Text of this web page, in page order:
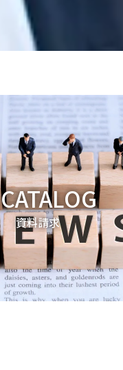
CATALOG
資料請求